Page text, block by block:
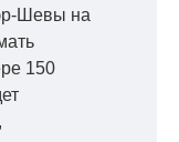
Шевы на
150